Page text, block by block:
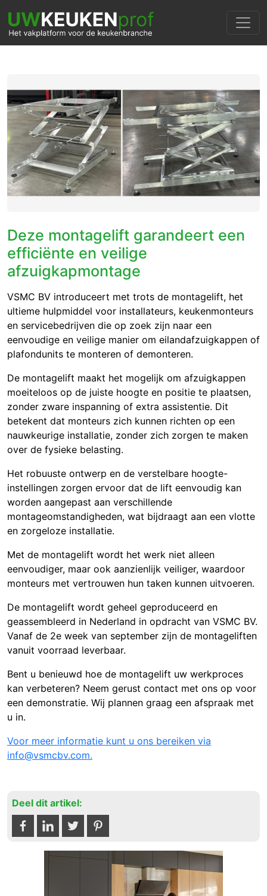
Deze montagelift garandeert een
efficiënte en veilige
afzuigkapmontage
VSMC BV introduceert met trots de montagelift, het
ultieme hulpmiddel voor installateurs, keukenmonteurs
en servicebedrijven die op zoek zijn naar een
eenvoudige en veilige manier om eilandafzuigkappen of
plafondunits te monteren of demonteren.
De montagelift maakt het mogelijk om afzuigkappen
moeiteloos op de juiste hoogte en positie te plaatsen,
zonder zware inspanning of extra assistentie. Dit
betekent dat monteurs zich kunnen richten op een
nauwkeurige installatie, zonder zich zorgen te maken
over de fysieke belasting.
Het robuuste ontwerp en de verstelbare hoogte-
instellingen zorgen ervoor dat de lift eenvoudig kan
worden aangepast aan verschillende
montageomstandigheden, wat bijdraagt aan een vlotte
en zorgeloze installatie.
Met de montagelift wordt het werk niet alleen
eenvoudiger, maar ook aanzienlijk veiliger, waardoor
monteurs met vertrouwen hun taken kunnen uitvoeren.
De montagelift wordt geheel geproduceerd en
geassembleerd in Nederland in opdracht van VSMC BV.
Vanaf de 2e week van september zijn de montageliften
vanuit voorraad leverbaar.
Bent u benieuwd hoe de montagelift uw werkproces
kan verbeteren? Neem gerust contact met ons op voor
een demonstratie. Wij plannen graag een afspraak met
u in.
Voor meer informatie kunt u ons bereiken via
info@vsmcbv.com.
Deel dit artikel: